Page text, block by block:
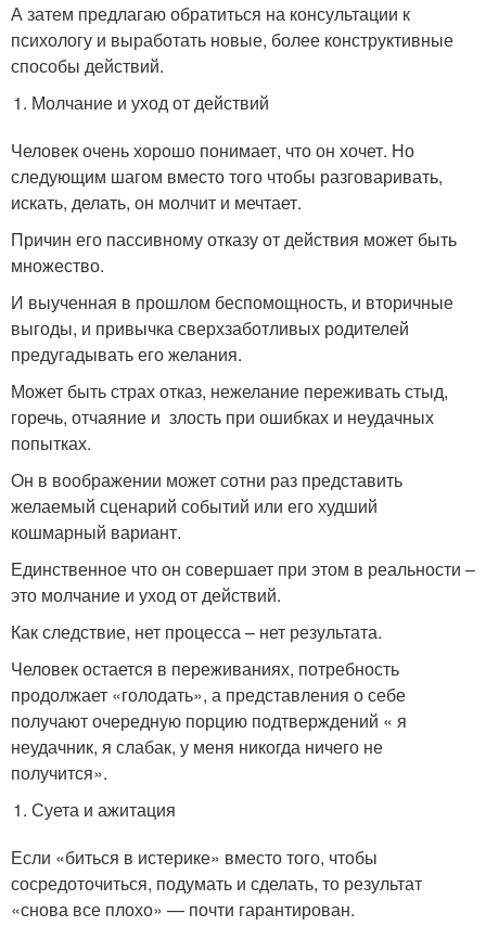
А затем предлагаю обратиться на консультации к
психологу и выработать новые, более конструктивные
способы действий.
Молчание и уход от действий
Человек очень хорошо понимает, что он хочет. Но
следующим шагом вместо того чтобы разговаривать,
искать, делать, он молчит и мечтает.
Причин его пассивному отказу от действия может быть
множество.
И выученная в прошлом беспомощность, и вторичные
выгоды, и привычка сверхзаботливых родителей
предугадывать его желания.
Может быть страх отказ, нежелание переживать стыд,
горечь, отчаяние и злость при ошибках и неудачных
попытках.
Он в воображении может сотни раз представить
желаемый сценарий событий или его худший
кошмарный вариант.
Единственное что он совершает при этом в реальности –
это молчание и уход от действий.
Как следствие, нет процесса – нет результата.
Человек остается в переживаниях, потребность
продолжает «голодать», а представления о себе
получают очередную порцию подтверждений « я
неудачник, я слабак, у меня никогда ничего не
получится».
Суета и ажитация
Если «биться в истерике» вместо того, чтобы
сосредоточиться, подумать и сделать, то результат
«снова все плохо» — почти гарантирован.